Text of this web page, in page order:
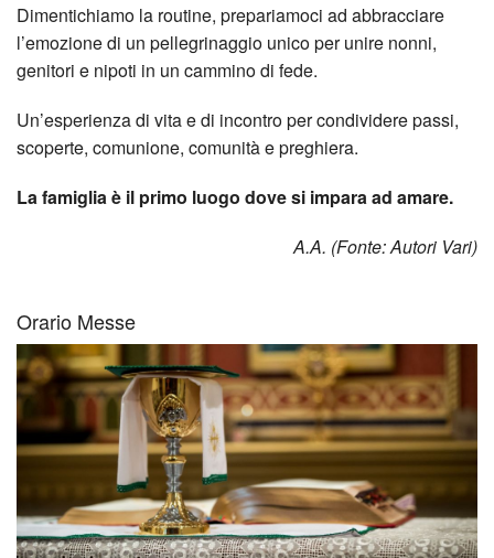
Dimentichiamo la routine, prepariamoci ad abbracciare
l’emozione di un pellegrinaggio unico per unire nonni,
genitori e nipoti in un cammino di fede.
Un’esperienza di vita e di incontro per condividere passi,
scoperte, comunione, comunità e preghiera.
La famiglia è il primo luogo dove si impara ad amare.
A.A. (Fonte: Autori Vari)
Orario Messe